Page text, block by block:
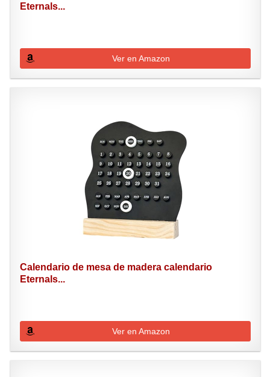
Eternals...
Ver en Amazon
Calendario de mesa de madera calendario
Eternals...
Ver en Amazon